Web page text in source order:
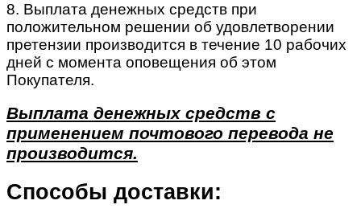
8. Выплата денежных средств при
положительном решении об удовлетворении
претензии производится в течение 10 рабочих
дней с момента оповещения об этом
Покупателя.
Выплата денежных средств с
применением почтового перевода не
производится.
Способы доставки: